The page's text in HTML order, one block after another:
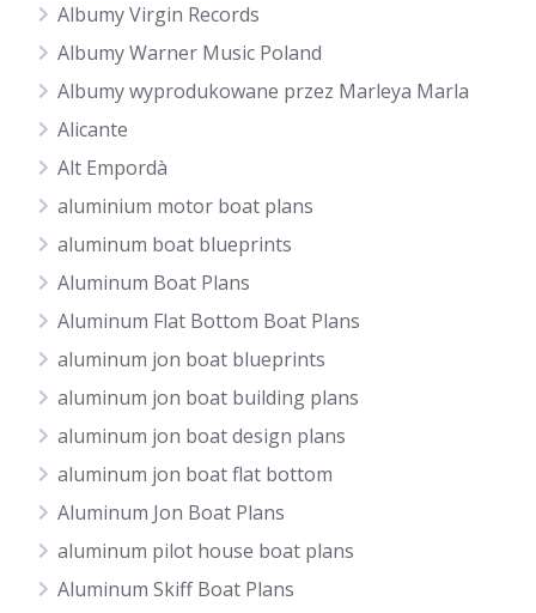
Albumy Virgin Records
Albumy Warner Music Poland
Albumy wyprodukowane przez Marleya Marla
Alicante
Alt Empordà
aluminium motor boat plans
aluminum boat blueprints
Aluminum Boat Plans
Aluminum Flat Bottom Boat Plans
aluminum jon boat blueprints
aluminum jon boat building plans
aluminum jon boat design plans
aluminum jon boat flat bottom
Aluminum Jon Boat Plans
aluminum pilot house boat plans
Aluminum Skiff Boat Plans